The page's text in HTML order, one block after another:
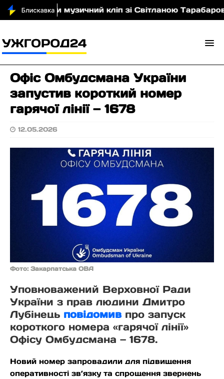
зняли музичний кліп зі Світланою Тарабаровою
Офіс Омбудсмана України
запустив короткий номер
гарячої лінії — 1678
12.05.2026
Фото: Закарпатська ОВА
Уповноважений Верховної Ради
України з прав людини Дмитро
Лубінець повідомивпро запуск
короткого номера «гарячої лінії»
Офісу Омбудсмана — 1678.
Новий номер запровадили для підвищення
оперативності зв’язку та спрощення звернень